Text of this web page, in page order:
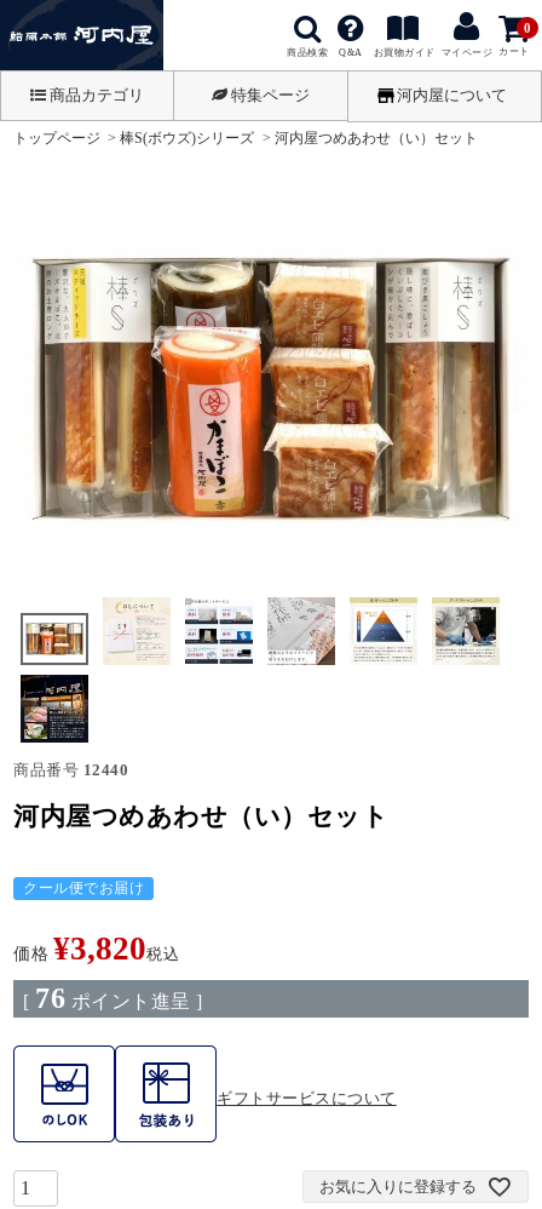
商品検索 Q&A お買物ガイド マイページ カート
0
商品カテゴリ 特集ページ 河内屋について
トップページ 棒S(ボウズ)シリーズ 河内屋つめあわせ（い）セット
商品番号 12440
河内屋つめあわせ（い）セット
クール便でお届け
価格 ¥3,820税込
[ 76 ポイント進呈 ]
ギフトサービスについて
お気に入りに登録する